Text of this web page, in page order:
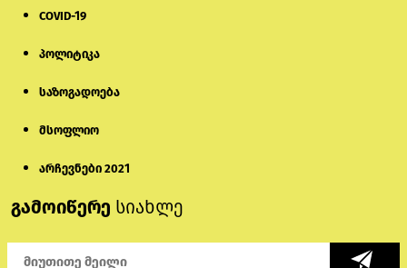
COVID-19
პოლიტიკა
საზოგადოება
მსოფლიო
არჩევნები 2021
გამოიწერე სიახლე